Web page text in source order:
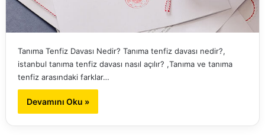
Tanıma Tenfiz Davası Nedir? Tanıma tenfiz davası nedir?,
istanbul tanıma tenfiz davası nasıl açılır? ,Tanıma ve tanıma
tenfiz arasındaki farklar…
Devamını Oku »